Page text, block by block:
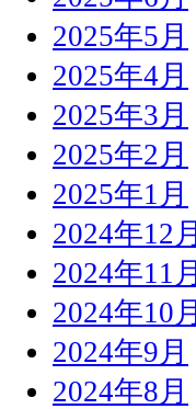
2025年5月
2025年4月
2025年3月
2025年2月
2025年1月
2024年12月
2024年11月
2024年10月
2024年9月
2024年8月